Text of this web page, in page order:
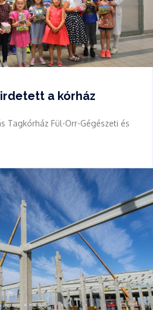
a kórház
Tagkórház Fül-Orr-Gégészeti és